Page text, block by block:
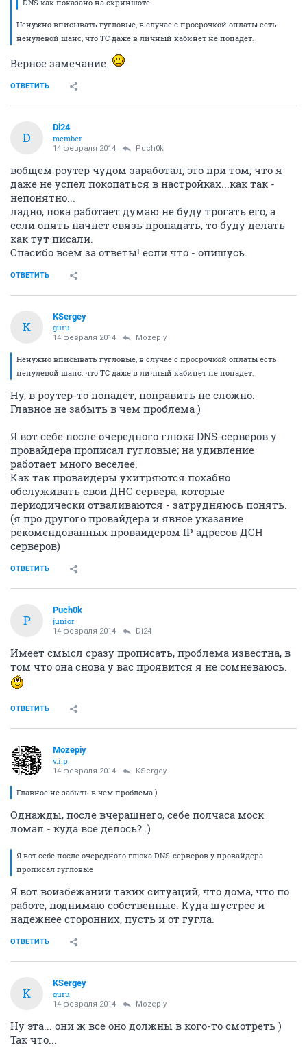
DNS как показано на скриншоте.
Ненужно вписывать гугловые, в случае с просрочкой оплаты есть
ненулевой шанс, что ТС даже в личный кабинет не попадет.
Верное замечание.
ОТВЕТИТЬ
D
Di24
member
14 февраля 2014 Puch0k
вобщем роутер чудом заработал, это при том, что я
даже не успел покопаться в настройках...как так -
непонятно...
ладно, пока работает думаю не буду трогать его, а
если опять начнет связь пропадать, то буду делать
как тут писали.
Спасибо всем за ответы! если что - опишусь.
ОТВЕТИТЬ
K
KSergey
guru
14 февраля 2014 Mozepiy
Ненужно вписывать гугловые, в случае с просрочкой оплаты есть
ненулевой шанс, что ТС даже в личный кабинет не попадет.
Ну, в роутер-то попадёт, поправить не сложно.
Главное не забыть в чем проблема )
Я вот себе после очередного глюка DNS-серверов у
провайдера прописал гугловые; на удивление
работает много веселее.
Как так провайдеры ухитряются похабно
обслуживать свои ДНС сервера, которые
периодически отваливаются - затрудняюсь понять.
(я про другого провайдера и явное указание
рекомендованных провайдером IP адресов ДСН
серверов)
ОТВЕТИТЬ
P
Puch0k
junior
14 февраля 2014 Di24
Имеет смысл сразу прописать, проблема известна, в
том что она снова у вас проявится я не сомневаюсь.
ОТВЕТИТЬ
Mozepiy
v.i.p.
14 февраля 2014 KSergey
Главное не забыть в чем проблема )
Однажды, после вчерашнего, себе полчаса моск
ломал - куда все делось? .)
Я вот себе после очередного глюка DNS-серверов у провайдера
прописал гугловые
Я вот воизбежании таких ситуаций, что дома, что по
работе, поднимаю собственные. Куда шустрее и
надежнее сторонних, пусть и от гугла.
ОТВЕТИТЬ
K
KSergey
guru
14 февраля 2014 Mozepiy
Ну эта... они ж все оно должны в кого-то смотреть )
Так что...